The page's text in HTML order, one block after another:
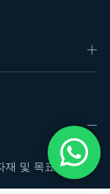
및 목표 수량을